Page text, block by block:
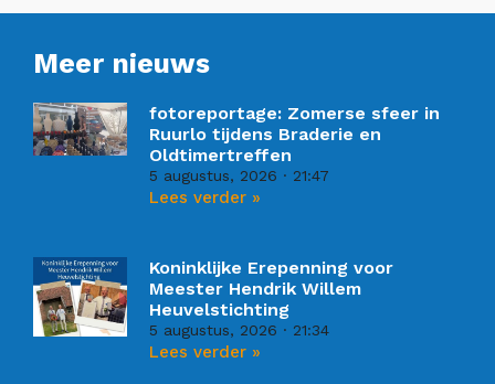
Meer nieuws
fotoreportage: Zomerse sfeer in
Ruurlo tijdens Braderie en
Oldtimertreffen
5 augustus, 2026 21:47
Lees verder »
Koninklijke Erepenning voor
Meester Hendrik Willem
Heuvelstichting
5 augustus, 2026 21:34
Lees verder »